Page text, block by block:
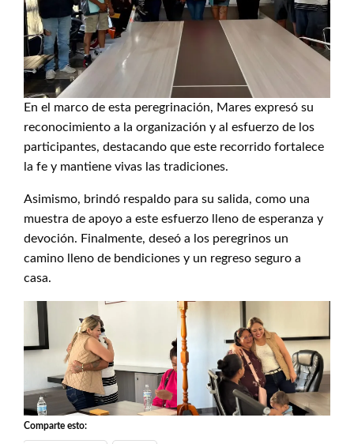
En el marco de esta peregrinación, Mares expresó su
reconocimiento a la organización y al esfuerzo de los
participantes, destacando que este recorrido fortalece
la fe y mantiene vivas las tradiciones.
Asimismo, brindó respaldo para su salida, como una
muestra de apoyo a este esfuerzo lleno de esperanza y
devoción. Finalmente, deseó a los peregrinos un
camino lleno de bendiciones y un regreso seguro a
casa.
Comparte esto: